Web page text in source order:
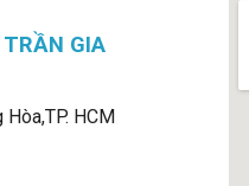
GIA
Hòa,TP. HCM